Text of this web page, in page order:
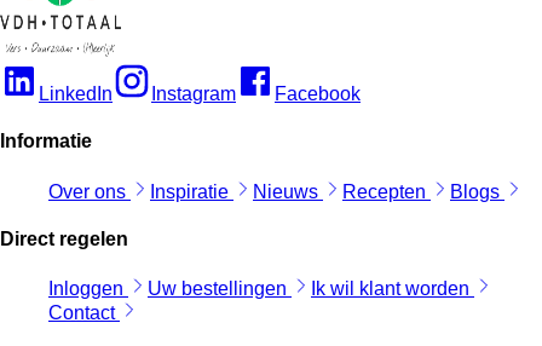
LinkedIn Instagram Facebook
Informatie
Over ons Inspiratie Nieuws Recepten Blogs
Direct regelen
Inloggen Uw bestellingen
Ik wil klant worden
Contact